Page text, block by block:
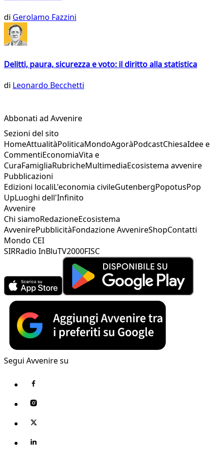
di Gerolamo Fazzini
Delitti, paura, sicurezza e voto: il diritto alla statistica
di Leonardo Becchetti
Abbonati ad Avvenire
Sezioni del sito
HomeAttualitàPoliticaMondoAgoràPodcastChiesaIdee e
CommentiEconomiaVita e
CuraFamigliaRubricheMultimediaEcosistema avvenire
Pubblicazioni
Edizioni localiL'economia civileGutenbergPopotusPop
UpLuoghi dell'Infinito
Avvenire
Chi siamoRedazioneEcosistema
AvvenirePubblicitàFondazione AvvenireShopContatti
Mondo CEI
SIRRadio InBluTV2000FISC
Segui Avvenire su